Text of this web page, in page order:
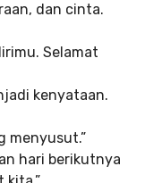
dan cinta.
Selamat
kenyataan.
menyusut.”
hari berikutnya